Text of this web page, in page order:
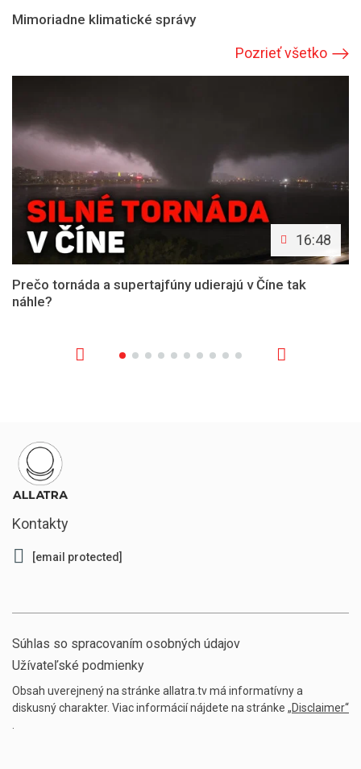
Mimoriadne klimatické správy
Pozrieť všetko
16:48
Prečo tornáda a supertajfúny udierajú v Číne tak
náhle?
Kontakty
[email protected]
Súhlas so spracovaním osobných údajov
Užívateľské podmienky
Obsah uverejnený na stránke allatra.tv má informatívny a
diskusný charakter. Viac informácií nájdete na stránke „Disclaimer“